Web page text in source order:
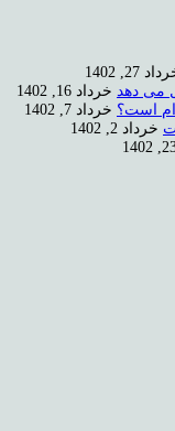
27, 1402
خرداد 16, 1402
است؟ خرداد 7, 1402
خرداد 2, 1402